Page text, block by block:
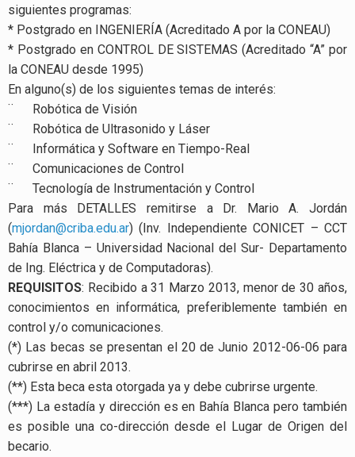
siguientes programas:
* Postgrado en INGENIERÍA (Acreditado A por la CONEAU)
* Postgrado en CONTROL DE SISTEMAS (Acreditado “A” por
la CONEAU desde 1995)
En alguno(s) de los siguientes temas de interés:
¨ Robótica de Visión
¨ Robótica de Ultrasonido y Láser
¨ Informática y Software en Tiempo-Real
¨ Comunicaciones de Control
¨ Tecnología de Instrumentación y Control
Para más DETALLES remitirse a Dr. Mario A. Jordán
(mjordan@criba.edu.ar) (Inv. Independiente CONICET – CCT
Bahía Blanca – Universidad Nacional del Sur- Departamento
de Ing. Eléctrica y de Computadoras).
REQUISITOS: Recibido a 31 Marzo 2013, menor de 30 años,
conocimientos en informática, preferiblemente también en
control y/o comunicaciones.
(*) Las becas se presentan el 20 de Junio 2012-06-06 para
cubrirse en abril 2013.
(**) Esta beca esta otorgada ya y debe cubrirse urgente.
(***) La estadía y dirección es en Bahía Blanca pero también
es posible una co-dirección desde el Lugar de Origen del
becario.